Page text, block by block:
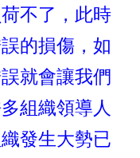
不了，此時
的損傷，如
就會讓我們
組織領導人
發生大勢已